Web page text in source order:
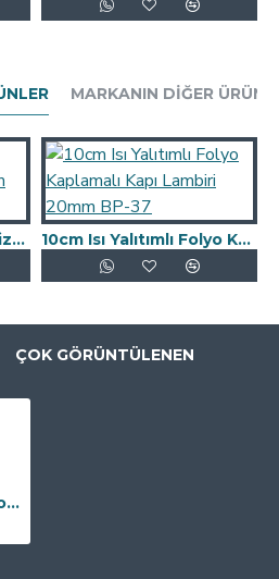
MARKANIN DIĞER
10cm Isı Yalıtımlı Beş Çizgi Kapı Lambiri 20mm BP-35 10cm Isı Yalıtımlı Folyo Kaplamalı Kapı Lambiri 20mm BP-37
ÇOK GÖRÜNTÜLENEN
10cm Isı Yalıtımlı Gri Folyo Kaplamalı Kapı Lambiri 24mm BP-54